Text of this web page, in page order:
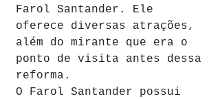
Farol Santander. Ele
oferece diversas atrações,
além do mirante que era o
ponto de visita antes dessa
reforma.
O Farol Santander possui